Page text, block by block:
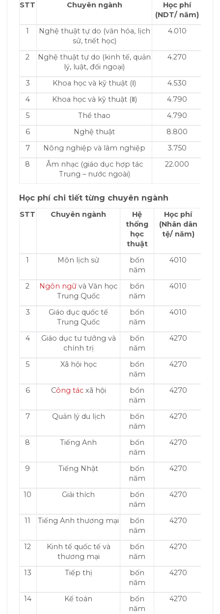
STT Chuyên ngành
Học phí
(NDT/ năm)
1
Nghệ thuật tự do (văn hóa, lịch
sử, triết học)
4.010
2
Nghệ thuật tự do (kinh tế, quản
lý, luật, đối ngoại)
4.270
3 Khoa học và kỹ thuật (Ⅰ)
4.530
4
Khoa học và kỹ thuật (Ⅱ)
4.790
5
Thể thao
4.790
6
Nghệ thuật
8.800
7
Nông nghiệp và lâm nghiệp
3.750
8
Âm nhạc (giáo dục hợp tác
Trung – nước ngoài)
22.000
Học phí chi tiết từng chuyên ngành
STT Chuyên ngành
Hệ
thống
học
thuật
Học phí
(Nhân dân
tệ/ năm)
1 Môn lịch sử
bốn
năm
4010
2 Ngôn ngữ và Văn học
Trung Quốc
bốn
năm
4010
3
Giáo dục quốc tế
Trung Quốc
bốn
năm
4010
4
Giáo dục tư tưởng và
chính trị
bốn
năm
4270
5 Xã hội học
bốn
năm
4270
6 Công tácxã hội
bốn
năm
4270
7 Quản lý du lịch
bốn
năm
4270
8 Tiếng Anh
bốn
năm
4270
9 Tiếng Nhật
bốn
năm
4270
10 Giải thích
bốn
năm
4270
11 Tiếng Anh thương mại
bốn
năm
4270
12
Kinh tế quốc tế và
thương mại
bốn
năm
4270
13 Tiếp thị
bốn
năm
4270
14 Kế toán
bốn
năm
4270